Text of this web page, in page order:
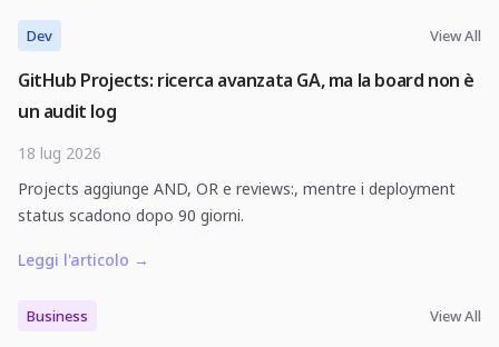
Dev View All
GitHub Projects: ricerca avanzata GA, ma la board non è
un audit log
18 lug 2026
Projects aggiunge AND, OR e reviews:, mentre i deployment
status scadono dopo 90 giorni.
Leggi l'articolo →
Business View All